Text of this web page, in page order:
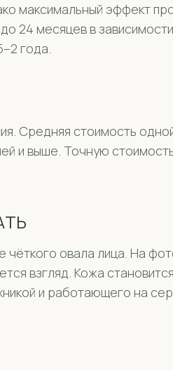
эффект
24 месяцев в
года.
Средняя стоимость
и выше. Точную
овала лица. На
взгляд. Кожа
и работающего на